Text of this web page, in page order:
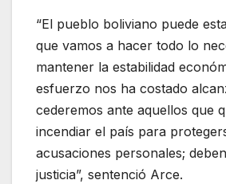
“El pueblo boliviano puede
que vamos a hacer todo lo
mantener la estabilidad
esfuerzo nos ha costado
cederemos ante aquellos que
incendiar el país para
acusaciones personales;
justicia”, sentenció Arce.